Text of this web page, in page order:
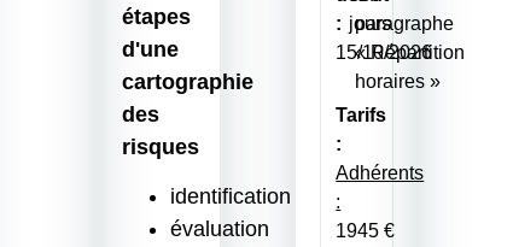
étapes
d'une
cartographie
des
risques
identification
évaluation
:
15/10/2026
jours
paragraphe
« Répartition
horaires »
Tarifs
:
Adhérents
:
1945 €